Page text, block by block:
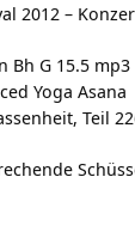
2012 –
Bh G 15.5
Yoga Asana
Teil